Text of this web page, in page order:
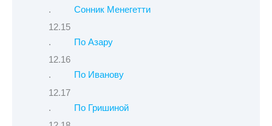
Сонник Менегетти
По Азару
По Иванову
По Гришиной